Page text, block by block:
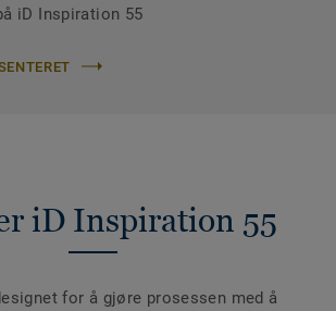
iD Inspiration 55
iD Inspiration 55
for å gjøre prosessen med å